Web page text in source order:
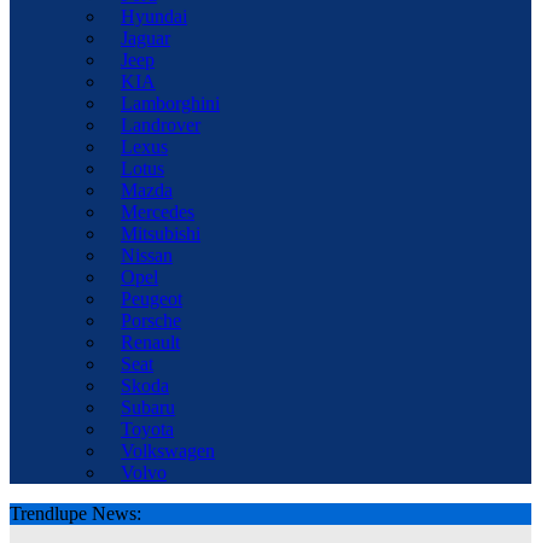
Hyundai
Jaguar
Jeep
KIA
Lamborghini
Landrover
Lexus
Lotus
Mazda
Mercedes
Mitsubishi
Nissan
Opel
Peugeot
Porsche
Renault
Seat
Skoda
Subaru
Toyota
Volkswagen
Volvo
Trendlupe News: